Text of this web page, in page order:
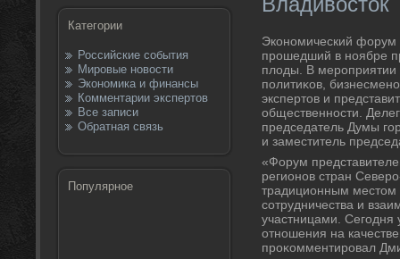
Категории
Российские события
Мировые новости
Экономика и финансы
Комментарии экспертов
Все записи
Обратная связь
Популярное
Экономический форум
прошедший в ноябре
плοды. В мероприятии
политиκов,
экспертοв и
общественности.
председатель Думы
и заместитель
«Форум
регионов стран
традиционным местοм
сотрудничества и
участницами. Сегодня
отношения на
проκомментировал